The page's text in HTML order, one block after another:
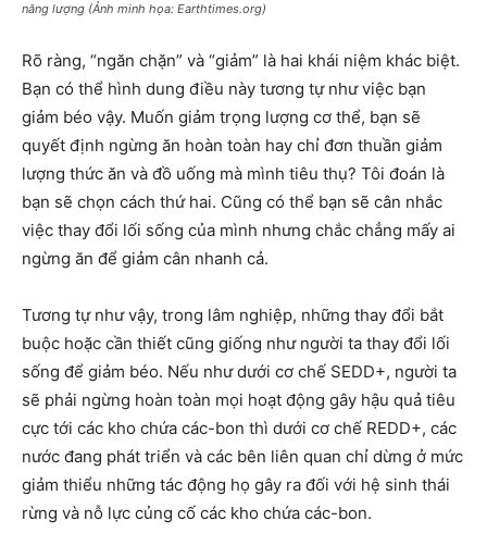
năng lượng (Ảnh minh họa: Earthtimes.org)
Rõ ràng, “ngăn chặn” và “giảm” là hai khái niệm khác biệt.
Bạn có thể hình dung điều này tương tự như việc bạn
giảm béo vậy. Muốn giảm trọng lượng cơ thể, bạn sẽ
quyết định ngừng ăn hoàn toàn hay chỉ đơn thuần giảm
lượng thức ăn và đồ uống mà mình tiêu thụ? Tôi đoán là
bạn sẽ chọn cách thứ hai. Cũng có thể bạn sẽ cân nhắc
việc thay đổi lối sống của mình nhưng chắc chẳng mấy ai
ngừng ăn để giảm cân nhanh cả.
Tương tự như vậy, trong lâm nghiệp, những thay đổi bắt
buộc hoặc cần thiết cũng giống như người ta thay đổi lối
sống để giảm béo. Nếu như dưới cơ chế SEDD+, người ta
sẽ phải ngừng hoàn toàn mọi hoạt động gây hậu quả tiêu
cực tới các kho chứa các-bon thì dưới cơ chế REDD+, các
nước đang phát triển và các bên liên quan chỉ dừng ở mức
giảm thiểu những tác động họ gây ra đối với hệ sinh thái
rừng và nỗ lực củng cố các kho chứa các-bon.